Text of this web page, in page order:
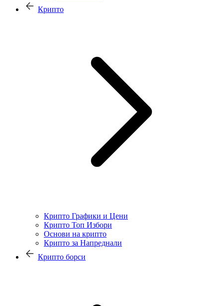
Крипто
Крипто Графики и Цени
Крипто Топ Избори
Основи на крипто
Крипто за Напреднали
Крипто борси